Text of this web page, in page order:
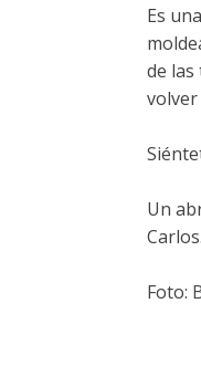
Es
de
Un
Carlos.
Foto: